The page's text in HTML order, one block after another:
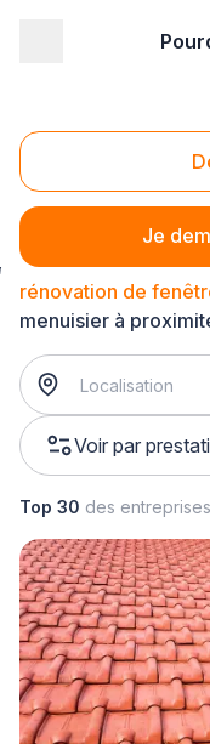
Je
Rénovation de
rénovation de
menuisier à
Voir par
Top 30 des